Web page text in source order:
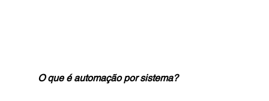
O que é automação por sistema?